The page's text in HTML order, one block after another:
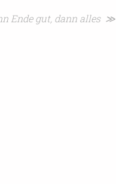
Ende gut, dann alles ≫